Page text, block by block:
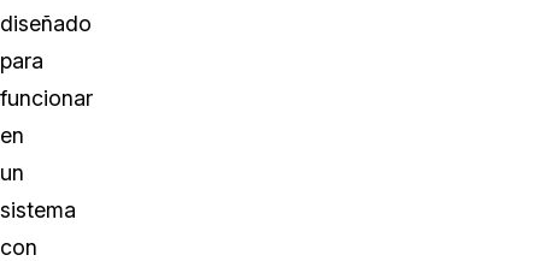
diseñado
para
funcionar
en
un
sistema
con